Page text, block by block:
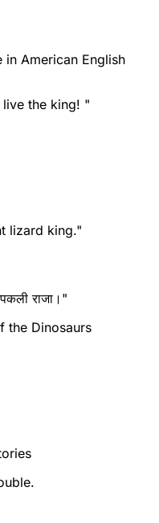
in American English
the king! "
lizard king."
राजा।"
the Dinosaurs